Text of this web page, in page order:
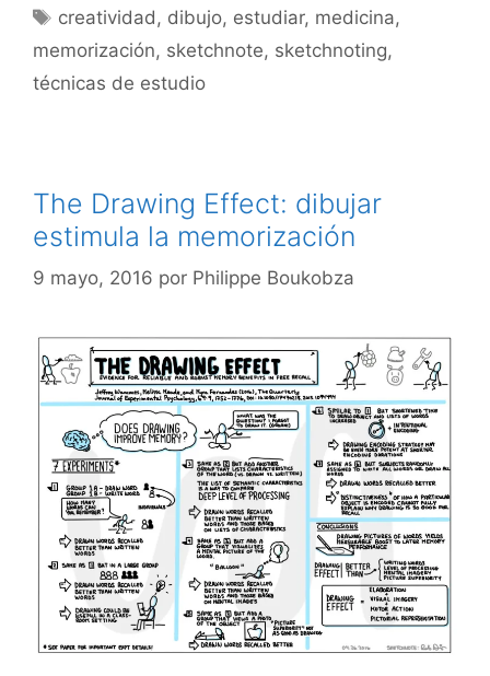
Etiquetas
creatividad , dibujo, estudiar, medicina,
memorización, sketchnote, sketchnoting,
técnicas de estudio
The Drawing Effect: dibujar
estimula la memorización
9 mayo, 2016 por Philippe Boukobza